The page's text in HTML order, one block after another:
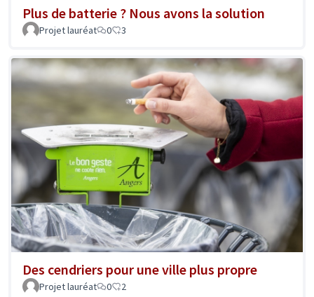
Plus de batterie ? Nous avons la solution
Projet lauréat 0 3
Des cendriers pour une ville plus propre
Projet lauréat 0 2